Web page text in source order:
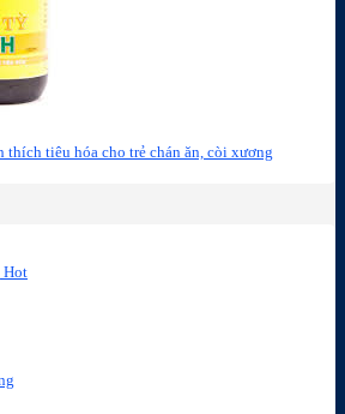
thích tiêu hóa cho trẻ chán ăn, còi xương